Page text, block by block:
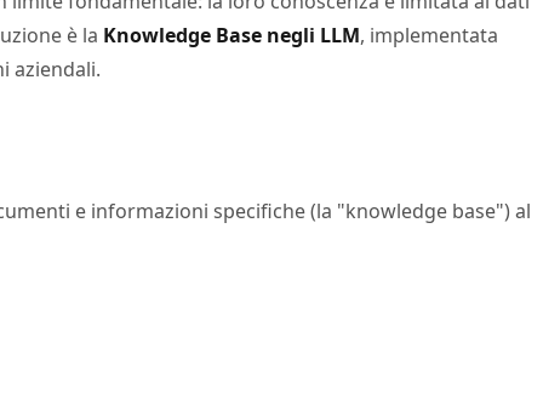
è la Knowledge Base negli LLM, implementata
aziendali.
e informazioni specifiche (la "knowledge base") al